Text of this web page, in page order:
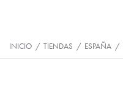
INICIO / TIENDAS / ESPAÑA /